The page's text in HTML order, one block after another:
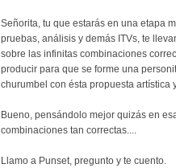
Señorita, tu que estarás en una etapa
pruebas, análisis y demás ITVs, te
sobre las infinitas combinaciones
producir para que se forme una
churumbel con ésta propuesta artística
Bueno, pensándolo mejor quizás en
combinaciones tan correctas....
Llamo a Punset, pregunto y te cuento.